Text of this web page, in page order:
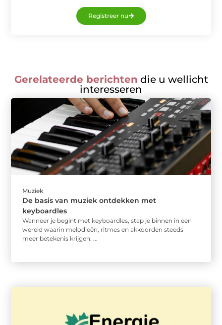
Registreer nu
Gerelateerde berichten die u wellicht
interesseren
Muziek
De basis van muziek ontdekken met
keyboardles
Wanneer je begint met keyboardles, stap je binnen in een
wereld waarin melodieën, ritmes en akkoorden steeds
meer betekenis krijgen. ...